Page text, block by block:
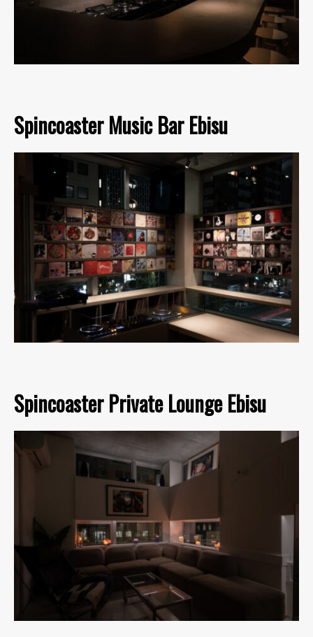
Spincoaster Music Bar Ebisu
Spincoaster Private Lounge Ebisu